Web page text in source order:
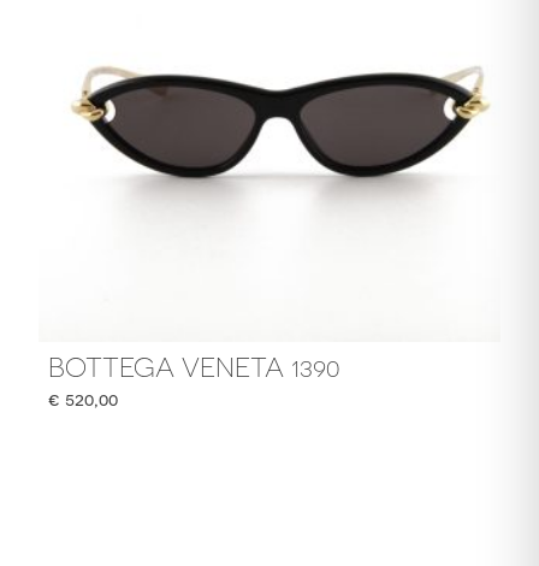
BOTTEGA VENETA 1390
€ 520,00